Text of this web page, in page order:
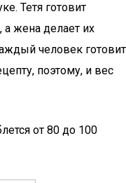
Тетя готовит
а жена делает их
человек готовит
поэтому, и вес
от 80 до 100